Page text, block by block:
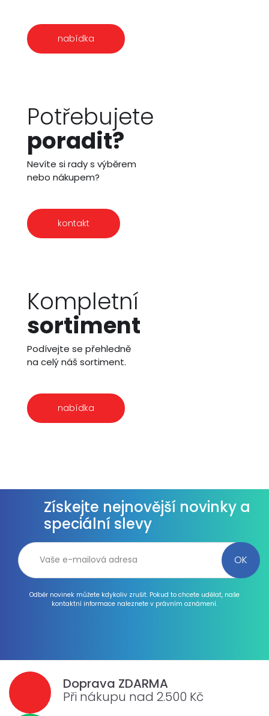
nabídka
Potřebujete
poradit?
Nevíte si rady s výběrem
nebo nákupem?
kontakt
Kompletní
sortiment
Podívejte se přehledně
na celý náš sortiment.
nabídka
Získejte nejnovější novinky a
speciální slevy
Odběr novinek můžete kdykoliv zrušit. Pokud to chcete udělat, naše
kontaktní informace naleznete v právním oznámení.
Doprava ZDARMA
Při nákupu nad 2.500 Kč